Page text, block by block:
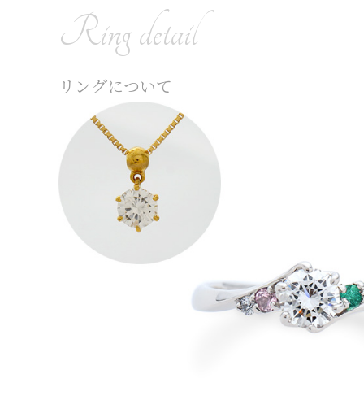
Ring detail
リングについて